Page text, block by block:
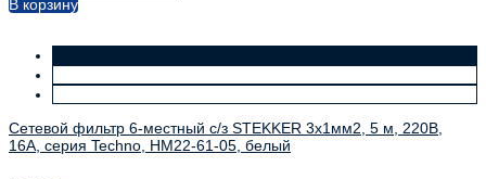
В корзину
Сетевой фильтр 6-местный с/з STEKKER 3x1мм2, 5 м, 220В,
16А, серия Techno, HM22-61-05, белый